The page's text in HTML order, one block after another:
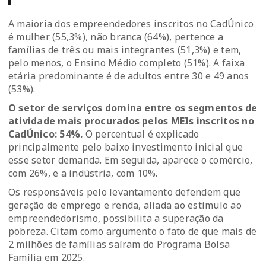
A maioria dos empreendedores inscritos no CadÚnico
é mulher (55,3%), não branca (64%), pertence a
famílias de três ou mais integrantes (51,3%) e tem,
pelo menos, o Ensino Médio completo (51%). A faixa
etária predominante é de adultos entre 30 e 49 anos
(53%).
O setor de serviços domina entre os segmentos de
atividade mais procurados pelos MEIs inscritos no
CadÚnico: 54%. O percentual é explicado
principalmente pelo baixo investimento inicial que
esse setor demanda. Em seguida, aparece o comércio,
com 26%, e a indústria, com 10%.
Os responsáveis pelo levantamento defendem que
geração de emprego e renda, aliada ao estímulo ao
empreendedorismo, possibilita a superação da
pobreza. Citam como argumento o fato de que mais de
2 milhões de famílias saíram do Programa Bolsa
Família em 2025.